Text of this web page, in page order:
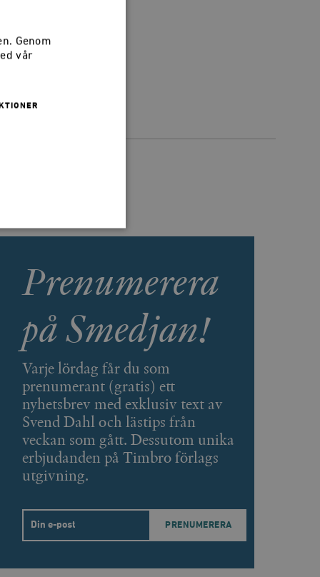
Prenumerera
på Smedjan!
Varje lördag får du som
prenumerant (gratis) ett
nyhetsbrev med exklusiv text av
Svend Dahl och lästips från
veckan som gått. Dessutom unika
erbjudanden på Timbro förlags
utgivning.
Email
Genom
vår
användas ordentligt
innehåll / data
början av
Den innehåller
innehåll / data
människor och bots.
att göra giltiga
Den innehåller